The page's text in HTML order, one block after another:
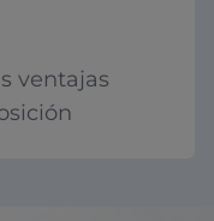
ventajas